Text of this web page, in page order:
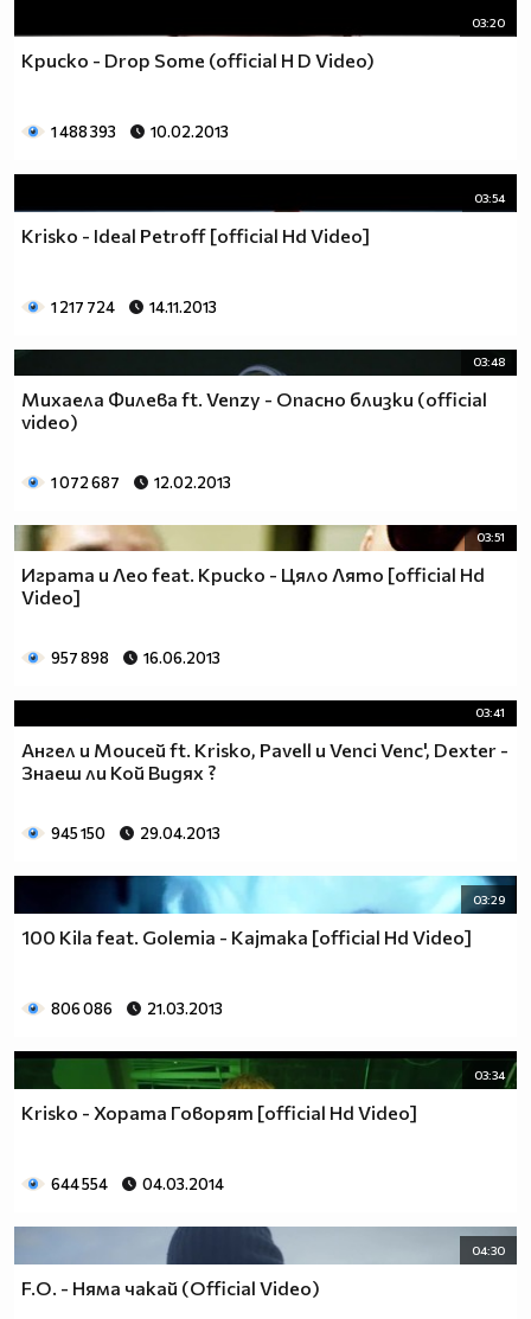
03:20
Криско - Drop Some (official H D Video)
1 488 393 10.02.2013
03:54
Krisko - Ideal Petroff [official Hd Video]
1 217 724 14.11.2013
03:48
Михаела Филева ft. Venzy - Опасно близки (official
video)
1 072 687 12.02.2013
03:51
Играта и Лео feat. Криско - Цяло Лято [official Hd
Video]
957 898 16.06.2013
03:41
Ангел и Моисей ft. Krisko, Pavell и Venci Venc', Dexter -
Знаеш ли Кой Видях ?
945 150 29.04.2013
03:29
100 Kila feat. Golemia - Kajmaka [official Hd Video]
806 086 21.03.2013
03:34
Krisko - Хората Говорят [official Hd Video]
644 554 04.03.2014
04:30
F.O. - Няма чакай (Official Video)